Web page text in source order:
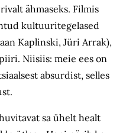
ähmaseks. Filmis
kultuuritegelased
Kaplinski, Jüri Arrak),
Niisiis: meie ees on
absurdist, selles
sa ühelt healt